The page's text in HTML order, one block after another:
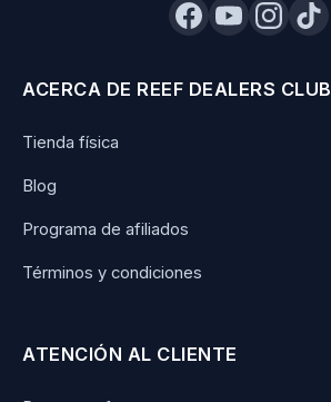
ACERCA DE REEF DEALERS CLUB
Tienda física
Blog
Programa de afiliados
Términos y condiciones
ATENCIÓN AL CLIENTE